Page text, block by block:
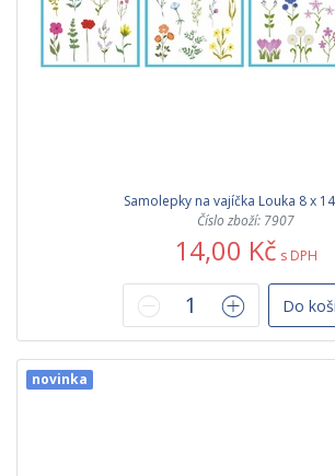
Samolepky na vajíčka Louka 8 x
Číslo zboží: 7907
14,00 Kč s DPH
Do
novinka